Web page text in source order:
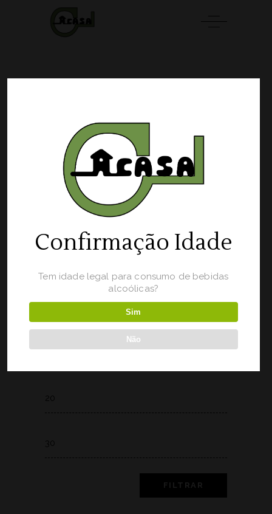
Por Defeito
ADICIONAR 🛒
Cipriani Bellini Espumante
FILTRAR POR PREÇO
FILTRAR
Confirmação Idade
Tem idade legal para consumo de bebidas
alcoólicas?
Sim
Não